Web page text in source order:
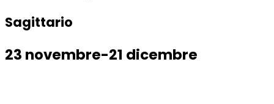
Sagittario
23 novembre-21 dicembre